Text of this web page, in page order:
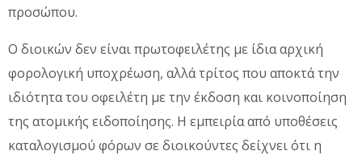
προσώπου.
Ο διοικών δεν είναι πρωτοφειλέτης με ίδια αρχική
φορολογική υποχρέωση, αλλά τρίτος που αποκτά την
ιδιότητα του οφειλέτη με την έκδοση και κοινοποίηση
της ατομικής ειδοποίησης. Η εμπειρία από υποθέσεις
καταλογισμού φόρων σε διοικούντες δείχνει ότι η